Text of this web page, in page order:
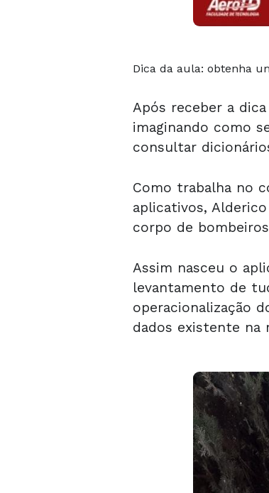
Dica da aula: obtenha
Após receber a
imaginando como
consultar
Como trabalha no
aplicativos,
corpo de
Assim nasceu o
levantamento de
operacionalização
dados existente na